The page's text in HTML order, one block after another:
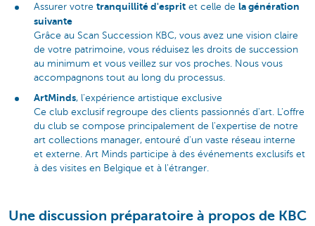
Assurer votre tranquillité d'esprit et celle de la génération
suivante
Grâce au Scan Succession KBC, vous avez une vision claire
de votre patrimoine, vous réduisez les droits de succession
au minimum et vous veillez sur vos proches. Nous vous
accompagnons tout au long du processus.
ArtMinds, l'expérience artistique exclusive
Ce club exclusif regroupe des clients passionnés d'art. L'offre
du club se compose principalement de l'expertise de notre
art collections manager, entouré d'un vaste réseau interne
et externe. Art Minds participe à des événements exclusifs et
à des visites en Belgique et à l'étranger.
Une discussion préparatoire à propos de KBC